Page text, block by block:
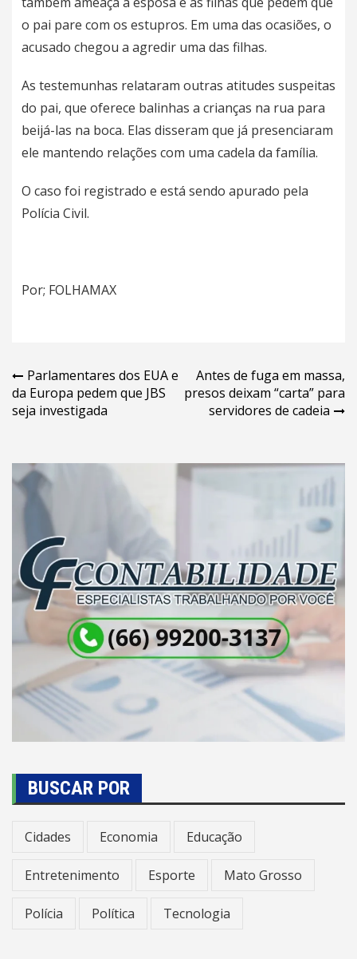
o pai pare com os estupros. Em uma das ocasiões, o
acusado chegou a agredir uma das filhas.
As testemunhas relataram outras atitudes suspeitas
do pai, que oferece balinhas a crianças na rua para
beijá-las na boca. Elas disseram que já presenciaram
ele mantendo relações com uma cadela da família.
O caso foi registrado e está sendo apurado pela
Polícia Civil.
Por; FOLHAMAX
Navegação
de
Parlamentares dos EUA e
da Europa pedem que JBS
seja investigada
Antes de fuga em massa,
presos deixam “carta” para
servidores de cadeia
BUSCAR POR
Cidades Economia Educação
Entretenimento Esporte Mato Grosso
Polícia Política Tecnologia